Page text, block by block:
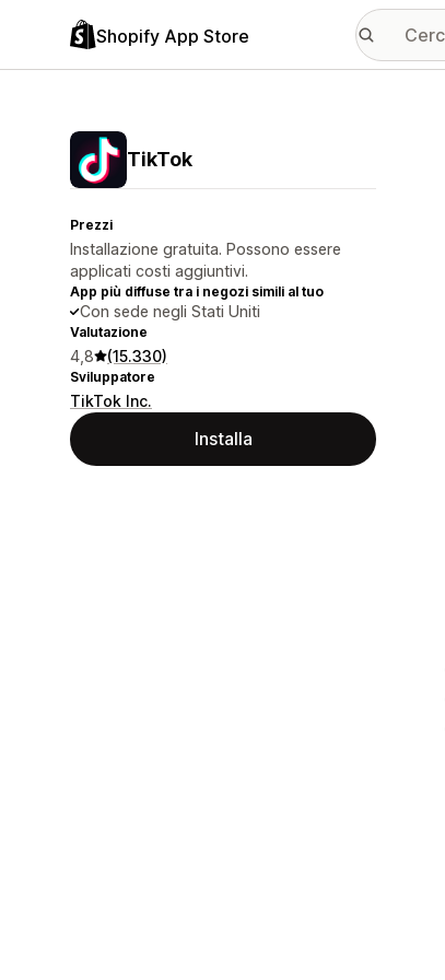
Shopify App Store
TikTok
Prezzi
Installazione gratuita. Possono essere
applicati costi aggiuntivi.
App più diffuse tra i negozi simili al tuo
Con sede negli Stati Uniti
Valutazione
4,8 (15.330)
Sviluppatore
TikTok Inc.
Installa